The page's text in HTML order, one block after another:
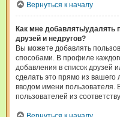
Вернуться к началу
Как мне добавлять/удалять
друзей и недругов?
Вы можете добавлять
способами. В профиле
добавления в список друзей
сделать это прямо из вашего
вводом имени пользователя.
пользователей из